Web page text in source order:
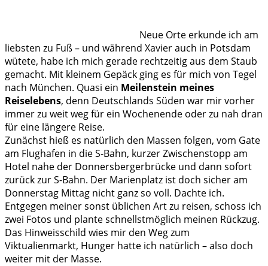
Neue Orte erkunde ich am
liebsten zu Fuß – und während Xavier auch in Potsdam
wütete, habe ich mich gerade rechtzeitig aus dem Staub
gemacht. Mit kleinem Gepäck ging es für mich von Tegel
nach München. Quasi ein Meilenstein meines
Reiselebens, denn Deutschlands Süden war mir vorher
immer zu weit weg für ein Wochenende oder zu nah dran
für eine längere Reise.
Zunächst hieß es natürlich den Massen folgen, vom Gate
am Flughafen in die S-Bahn, kurzer Zwischenstopp am
Hotel nahe der Donnersbergerbrücke und dann sofort
zurück zur S-Bahn. Der Marienplatz ist doch sicher am
Donnerstag Mittag nicht ganz so voll. Dachte ich.
Entgegen meiner sonst üblichen Art zu reisen, schoss ich
zwei Fotos und plante schnellstmöglich meinen Rückzug.
Das Hinweisschild wies mir den Weg zum
Viktualienmarkt, Hunger hatte ich natürlich – also doch
weiter mit der Masse.